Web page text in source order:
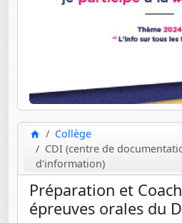
Collège
CDI (centre de
d'information)
Préparation et
épreuves orales du